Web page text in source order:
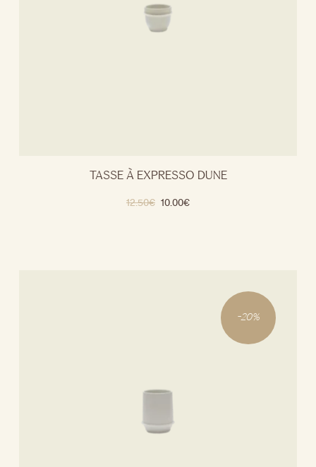
TASSE À EXPRESSO DUNE
12.50€ 10.00€
-20%